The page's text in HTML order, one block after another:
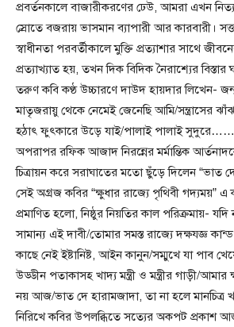
প্রবর্তনকালে বাজারীকরণের ঢেউ, আমরা এখন
স্রোতে বজরায় ভাসমান ব্যাপারী আর কারবারী।
স্বাধীনতা পরবর্তীকালে মুক্তি প্রত্যাশার সাথে
প্রত্যাখ্যাত হয়, তখন দিক বিদিক নৈরাশ্যের বিস্তার
তরুণ কবি কণ্ঠ উচ্চারণে দাউদ হায়দার লিখেন-
মাতৃজরায়ু থেকে নেমেই জেনেছি আমি/সন্ত্রাসের
হঠাৎ ফুৎকারে উড়ে যাই/পালাই পালাই
অপরাপর রফিক আজাদ নিরন্নের মর্মান্তিক
চিত্রায়ন করে সরাঘাতের মতো ছুঁড়ে দিলেন “ভাত
সেই অগ্রজ কবির “ক্ষুধার রাজ্যে পৃথিবী গদ্যময়” এ
প্রমাণিত হলো, নিষ্ঠুর নিয়তির কাল পরিক্রমায়-
সামান্য এই দাবী/তোমার সমস্ত রাজ্যে দক্ষযজ্ঞ কান্ড
কাছে নেই ইষ্টানিষ্ট, আইন কানুন/সম্মুখে যা পাব
উড্ডীন পতাকাসহ খাদ্য মন্ত্রী ও মন্ত্রীর গাড়ী/আমার
নয় আজ/ভাত দে হারামজাদা, তা না হলে মানচিত্র
নিরিখে কবির উপলব্ধিতে সত্যের অকপট প্রকাশ